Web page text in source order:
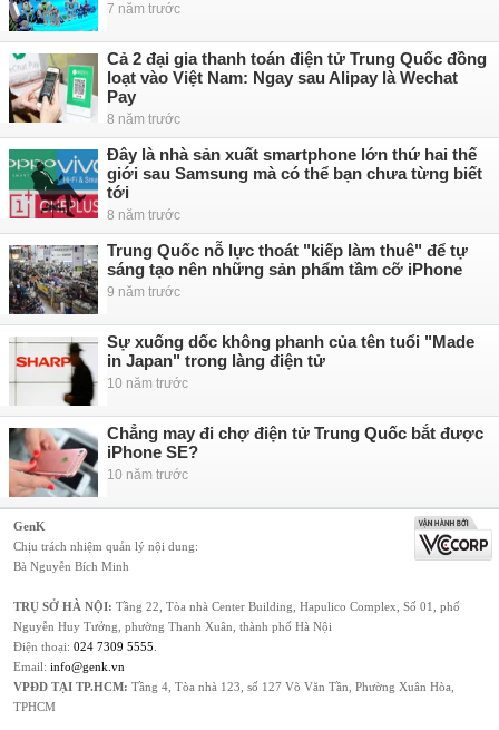
7 năm trước
Cả 2 đại gia thanh toán điện tử Trung Quốc đồng
loạt vào Việt Nam: Ngay sau Alipay là Wechat
Pay
8 năm trước
Đây là nhà sản xuất smartphone lớn thứ hai thế
giới sau Samsung mà có thể bạn chưa từng biết
tới
8 năm trước
Trung Quốc nỗ lực thoát "kiếp làm thuê" để tự
sáng tạo nên những sản phẩm tầm cỡ iPhone
9 năm trước
Sự xuống dốc không phanh của tên tuổi "Made
in Japan" trong làng điện tử
10 năm trước
Chẳng may đi chợ điện tử Trung Quốc bắt được
iPhone SE?
10 năm trước
GenK
Chịu trách nhiệm quản lý nội dung:
Bà Nguyễn Bích Minh
TRỤ SỞ HÀ NỘI: Tầng 22, Tòa nhà Center Building, Hapulico Complex, Số 01, phố
Nguyễn Huy Tưởng, phường Thanh Xuân, thành phố Hà Nội
Điện thoại: 024 7309 5555
Email: info@genk.vn
VPĐD TẠI TP.HCM: Tầng 4, Tòa nhà 123, số 127 Võ Văn Tần, Phường Xuân Hòa,
TPHCM